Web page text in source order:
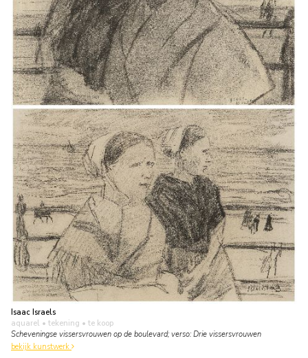
Isaac Israels
aquarel • tekening • te koop
Scheveningse vissersvrouwen op de boulevard; verso: Drie vissersvrouwen
bekijk kunstwerk